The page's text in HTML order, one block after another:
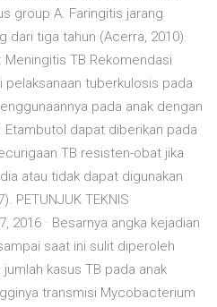
group A. Faringitis jarang
dari tiga tahun (Acerra, 2010).
TB Rekomendasi
pelaksanaan tuberkulosis pada
pada anak dengan
dapat diberikan pada
TB resisten-obat jika
atau tidak dapat digunakan
PETUNJUK TEKNIS
2016 · Besarnya angka kejadian
saat ini sulit diperoleh
kasus TB pada anak
transmisi Mycobacterium